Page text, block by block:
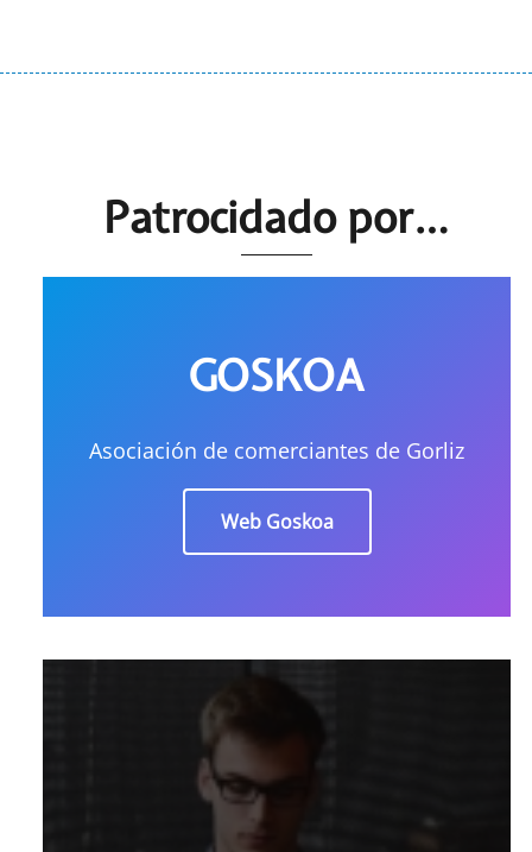
Patrocidado por…
GOSKOA
Asociación de comerciantes de Gorliz
Web Goskoa